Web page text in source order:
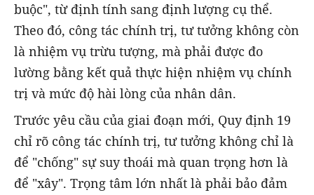
buộc", từ định tính sang định lượng cụ thể.
Theo đó, công tác chính trị, tư tưởng không còn
là nhiệm vụ trừu tượng, mà phải được đo
lường bằng kết quả thực hiện nhiệm vụ chính
trị và mức độ hài lòng của nhân dân.
Trước yêu cầu của giai đoạn mới, Quy định 19
chỉ rõ công tác chính trị, tư tưởng không chỉ là
để "chống" sự suy thoái mà quan trọng hơn là
để "xây". Trọng tâm lớn nhất là phải bảo đảm